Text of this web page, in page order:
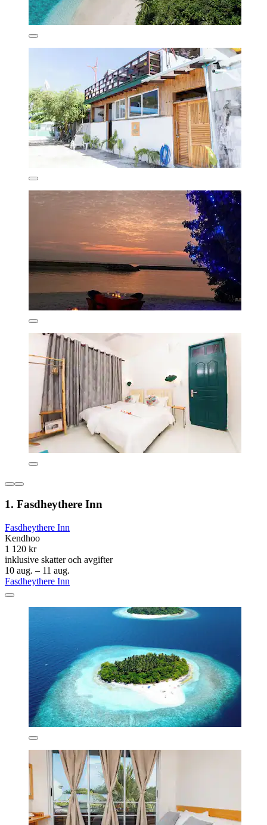
1. Fasdheythere Inn
Fasdheythere Inn
Kendhoo
1 120 kr
inklusive skatter och avgifter
10 aug. – 11 aug.
Fasdheythere Inn